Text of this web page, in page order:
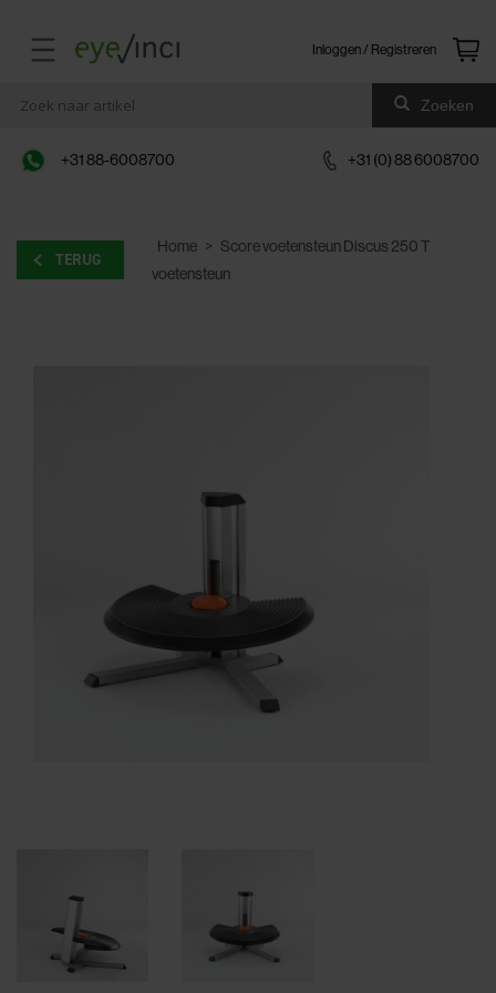
Inloggen / Registreren
Zoeken
+31 88-6008700 +31 (0) 88 6008700
TERUG
Home > Score voetensteun Discus 250 T
voetensteun